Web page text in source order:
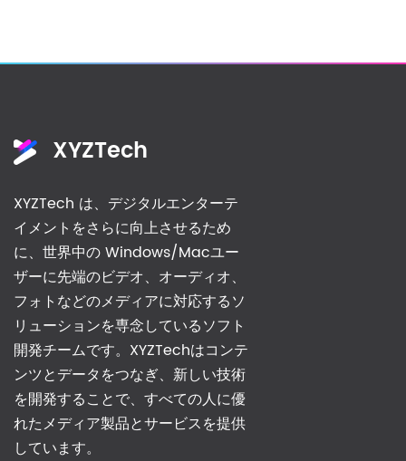
XYZTech
XYZTech は、デジタルエンターテ
イメントをさらに向上させるため
に、世界中の Windows/Macユー
ザーに先端のビデオ、オーディオ、
フォトなどのメディアに対応するソ
リューションを専念しているソフト
開発チームです。XYZTechはコンテ
ンツとデータをつなぎ、新しい技術
を開発することで、すべての人に優
れたメディア製品とサービスを提供
しています。